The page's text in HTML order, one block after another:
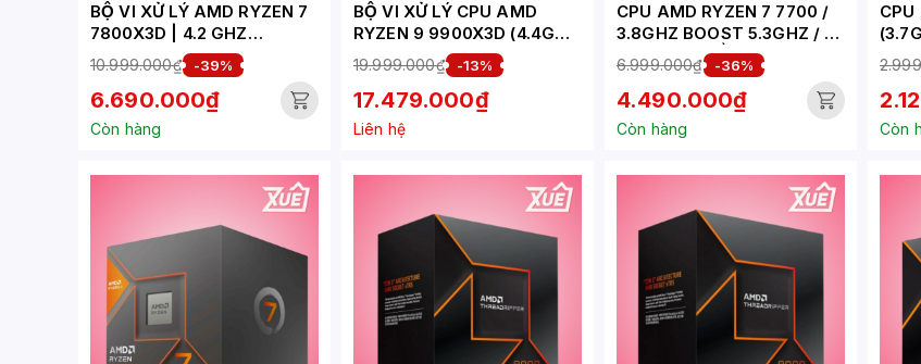
BỘ VI XỬ LÝ AMD RYZEN 7
7800X3D | 4.2 GHZ
(5.0GHZ MAX BOOST) |
104MB CACHE | 8 CORES,
16 THREADS | 120W |
SOCKET AM5 - TRAY
10.999.000₫ -39%
6.690.000₫
Còn hàng
BỘ VI XỬ LÝ CPU AMD
RYZEN 9 9900X3D (4.4GHZ
UP TO 5.5GHZ/128MB/12
CORES 24
THREADS/SOCKET AM5)
19.999.000₫ -13%
17.479.000₫
Liên hệ
CPU AMD RYZEN 7 7700 /
3.8GHZ BOOST 5.3GHZ / 8
NHÂN 16 LUỒNG / 40MB /
AM5 - TRAY
6.999.000₫ -36%
4.490.000₫
Còn hàng
4MB
AMD
Còn